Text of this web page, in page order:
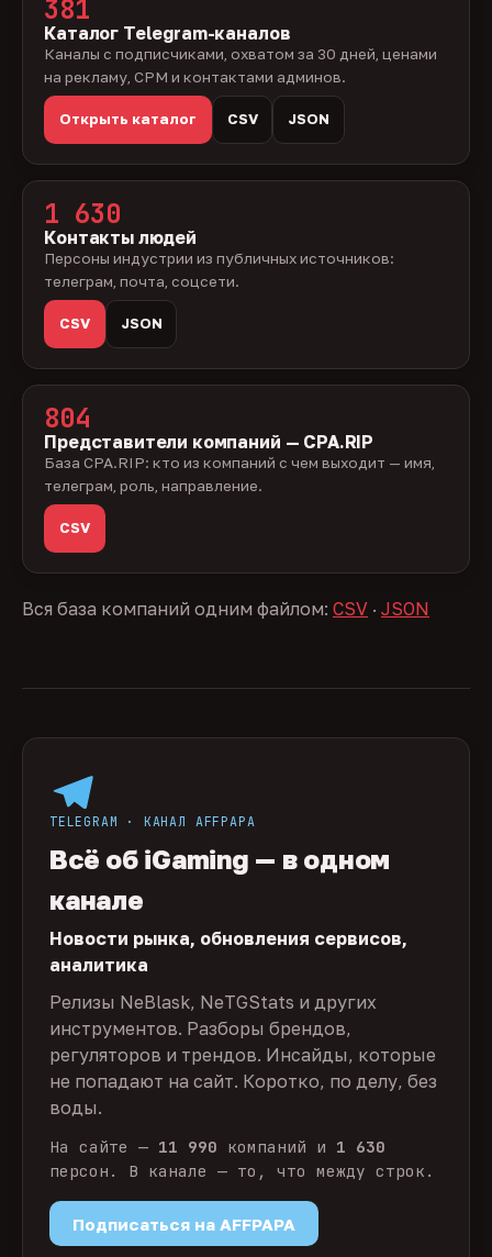
381
Каталог Telegram-каналов
Каналы с подписчиками, охватом за 30 дней, ценами
на рекламу, CPM и контактами админов.
Открыть каталог CSV JSON
1 630
Контакты людей
Персоны индустрии из публичных источников:
телеграм, почта, соцсети.
CSV JSON
804
Представители компаний — CPA.RIP
База CPA.RIP: кто из компаний с чем выходит — имя,
телеграм, роль, направление.
CSV
Вся база компаний одним файлом: CSV · JSON
TELEGRAM · КАНАЛ AFFPAPA
Всё об iGaming — в одном
канале
Новости рынка, обновления сервисов,
аналитика
Релизы NeBlask, NeTGStats и других
инструментов. Разборы брендов,
регуляторов и трендов. Инсайды, которые
не попадают на сайт. Коротко, по делу, без
воды.
На сайте — 11 990 компаний и 1 630
персон. В канале — то, что между строк.
Подписаться на AFFPAPA